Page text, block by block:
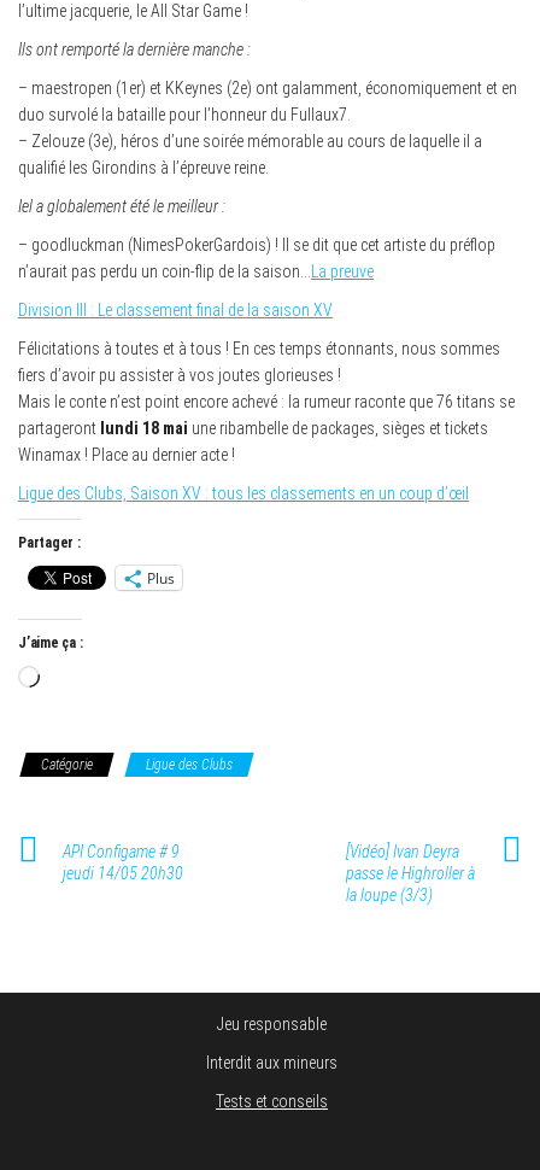
l’ultime jacquerie, le All Star Game !
Ils ont remporté la dernière manche :
– maestropen (1er) et KKeynes (2e) ont galamment, économiquement et en
duo survolé la bataille pour l’honneur du Fullaux7.
– Zelouze (3e), héros d’une soirée mémorable au cours de laquelle il a
qualifié les Girondins à l’épreuve reine.
Iel a globalement été le meilleur :
– goodluckman (NimesPokerGardois) ! Il se dit que cet artiste du préflop
n’aurait pas perdu un coin-flip de la saison…
La preuve
Division III : Le classement final de la saison XV
Félicitations à toutes et à tous ! En ces temps étonnants, nous sommes
fiers d’avoir pu assister à vos joutes glorieuses !
Mais le conte n’est point encore achevé : la rumeur raconte que 76 titans se
partageront lundi 18 mai une ribambelle de packages, sièges et tickets
Winamax ! Place au dernier acte !
Ligue des Clubs, Saison XV : tous les classements en un coup d’œil
Partager :
Plus
J’aime ça :
Chargement…
Catégorie Ligue des Clubs
API Configame # 9
jeudi 14/05 20h30
[Vidéo] Ivan Deyra
passe le Highroller à
la loupe (3/3)
Jeu responsable
Interdit aux mineurs
Tests et conseils